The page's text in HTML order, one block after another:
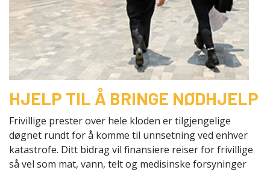
HJELP TIL Å BRINGE NØDHJELP
Frivillige prester over hele kloden er tilgjengelige
døgnet rundt for å komme til unnsetning ved enhver
katastrofe. Ditt bidrag vil finansiere reiser for frivillige
så vel som mat, vann, telt og medisinske forsyninger